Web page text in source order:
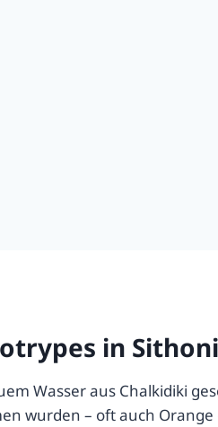
in
Wasser aus Chalkidiki
wurden – oft auch